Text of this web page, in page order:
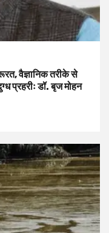
वैज्ञानिक तरीके से
प्रहरीः डॉ. बृज मोहन